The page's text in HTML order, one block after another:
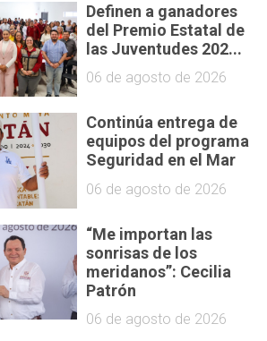
Definen a ganadores
del Premio Estatal de
las Juventudes 202...
06 de agosto de 2026
Continúa entrega de
equipos del programa
Seguridad en el Mar
06 de agosto de 2026
“Me importan las
sonrisas de los
meridanos”: Cecilia
Patrón
06 de agosto de 2026